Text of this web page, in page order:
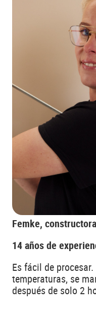
Femke,
14 años de
Es fácil de
temperaturas, se
después de solo 2